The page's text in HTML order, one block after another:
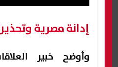
إدانة مصرية
وأوضح خبير